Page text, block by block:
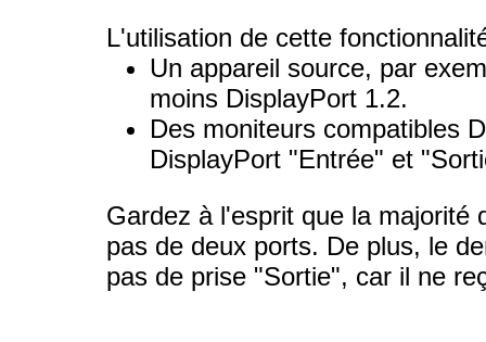
L'utilisation de cette
Un appareil source, par
moins DisplayPort 1.2.
Des moniteurs compatibles
DisplayPort "Entrée" et
Gardez à l'esprit que la majorité
pas de deux ports. De plus, le
pas de prise "Sortie", car il ne